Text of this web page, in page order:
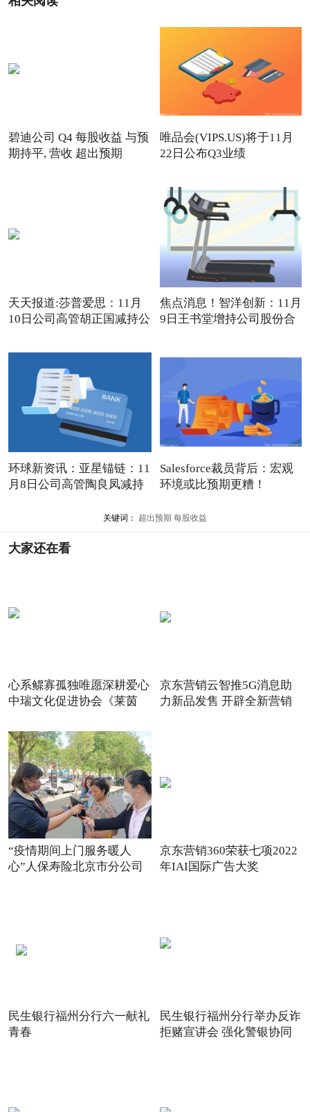
碧迪公司 Q4 每股收益 与预
期持平, 营收 超出预期
唯品会(VIPS.US)将于11月
22日公布Q3业绩
天天报道:莎普爱思：11月
10日公司高管胡正国减持公
焦点消息！智洋创新：11月
9日王书堂增持公司股份合
环球新资讯：亚星锚链：11
月8日公司高管陶良凤减持
Salesforce裁员背后：宏观
环境或比预期更糟！
关键词： 超出预期 每股收益
大家还在看
心系鳏寡孤独唯愿深耕爱心
中瑞文化促进协会《莱茵
京东营销云智推5G消息助
力新品发售 开辟全新营销
“疫情期间上门服务暖人
心”人保寿险北京市分公司
京东营销360荣获七项2022
年IAI国际广告大奖
民生银行福州分行六一献礼
青春
民生银行福州分行举办反诈
拒赌宣讲会 强化警银协同